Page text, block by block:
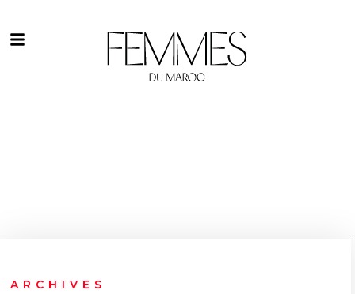
ARCHIVES